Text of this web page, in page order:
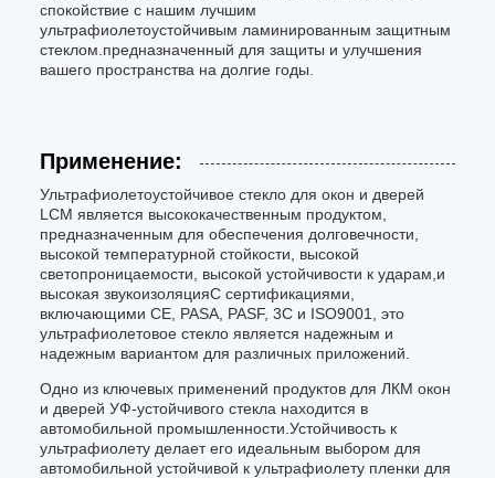
спокойствие с нашим лучшим
ультрафиолетоустойчивым ламинированным защитным
стеклом.предназначенный для защиты и улучшения
вашего пространства на долгие годы.
Применение:
Ультрафиолетоустойчивое стекло для окон и дверей
LCM является высококачественным продуктом,
предназначенным для обеспечения долговечности,
высокой температурной стойкости, высокой
светопроницаемости, высокой устойчивости к ударам,и
высокая звукоизоляцияС сертификациями,
включающими CE, PASA, PASF, 3C и ISO9001, это
ультрафиолетовое стекло является надежным и
надежным вариантом для различных приложений.
Одно из ключевых применений продуктов для ЛКМ окон
и дверей УФ-устойчивого стекла находится в
автомобильной промышленности.Устойчивость к
ультрафиолету делает его идеальным выбором для
автомобильной устойчивой к ультрафиолету пленки для